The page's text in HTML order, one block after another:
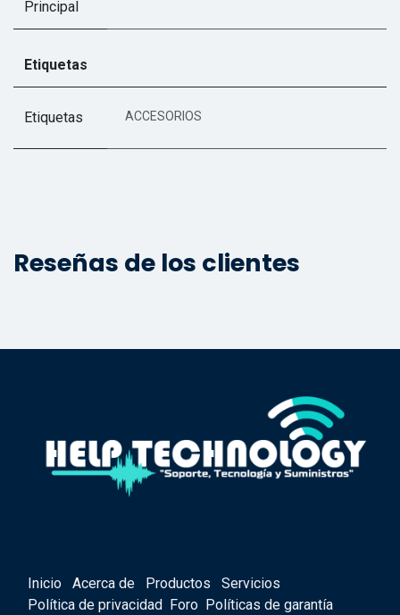
Principal
Etiquetas
Etiquetas ACCESORIOS
Reseñas de los clientes
Inicio Acerca de Productos
Servicios
Política de privacidad
Foro Políticas de garantía